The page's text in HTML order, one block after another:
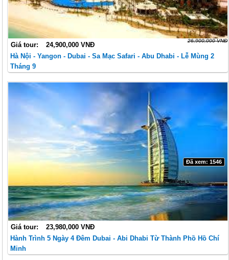
Giá tour:
26,900,000 VNĐ
24,900,000 VNĐ
Hà Nội - Yangon - Dubai - Sa Mạc Safari - Abu Dhabi - Lễ Mùng 2
Tháng 9
Giá tour: 23,980,000 VNĐ
Đã xem: 1546
Hành Trình 5 Ngày 4 Đêm Dubai - Abi Dhabi Từ Thành Phồ Hồ Chí
Minh